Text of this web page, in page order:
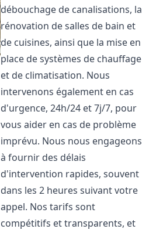
débouchage de canalisations, la
rénovation de salles de bain et
de cuisines, ainsi que la mise en
place de systèmes de chauffage
et de climatisation. Nous
intervenons également en cas
d'urgence, 24h/24 et 7j/7, pour
vous aider en cas de problème
imprévu. Nous nous engageons
à fournir des délais
d'intervention rapides, souvent
dans les 2 heures suivant votre
appel. Nos tarifs sont
compétitifs et transparents, et